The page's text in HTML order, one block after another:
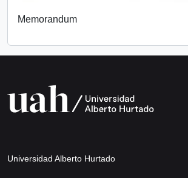
Memorandum
Universidad Alberto Hurtado